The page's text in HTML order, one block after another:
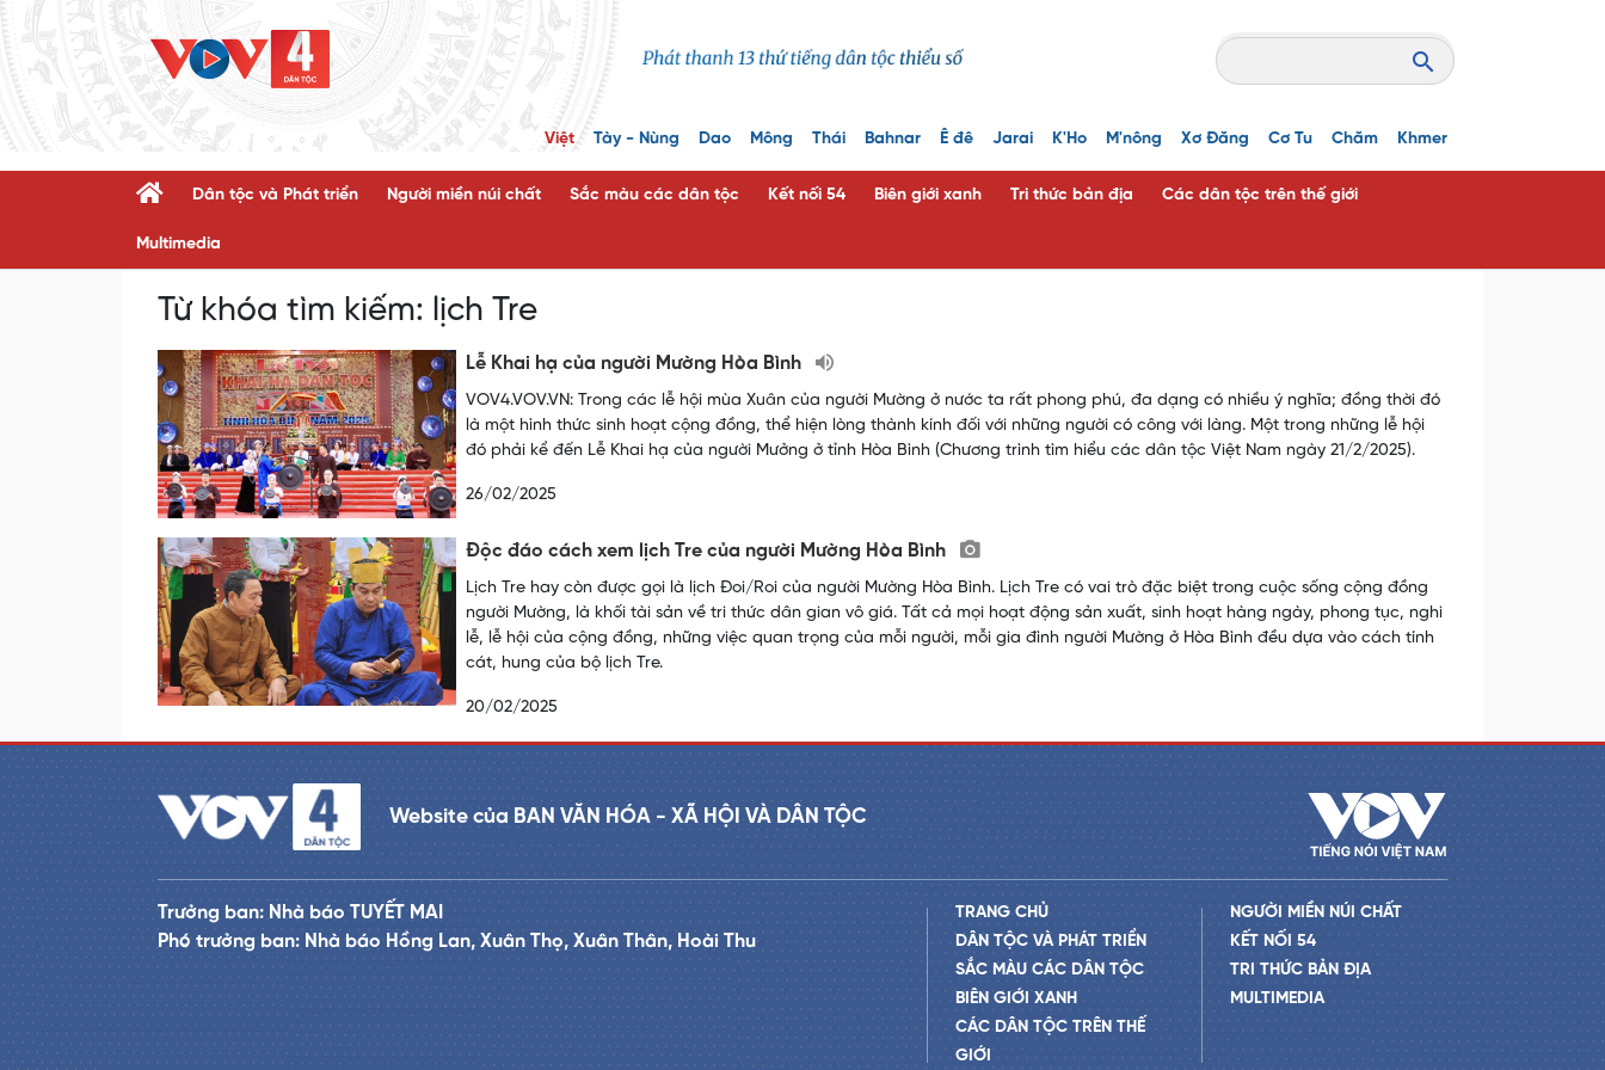
Việt Tày - Nùng Dao Mông Thái Bahnar Ê đê Jarai K'Ho M'nông Xơ Đăng Cơ Tu Chăm Khmer
Dân tộc và Phát triển Người miền núi chất Sắc màu các dân tộc Kết nối 54 Biên giới xanh Tri thức bản địa Các dân tộc trên thế giới
Multimedia
Từ khóa tìm kiếm: lịch Tre
Lễ Khai hạ của người Mường Hòa Bình
VOV4.VOV.VN: Trong các lễ hội mùa Xuân của người Mường ở nước ta rất phong phú, đa dạng có nhiều ý nghĩa; đồng thời đó
là một hình thức sinh hoạt cộng đồng, thể hiện lòng thành kính đối với những người có công với làng. Một trong những lễ hội
đó phải kể đến Lễ Khai hạ của người Mưởng ở tỉnh Hòa Bình (Chương trình tìm hiểu các dân tộc Việt Nam ngày 21/2/2025).
26/02/2025
Độc đáo cách xem lịch Tre của người Mường Hòa Bình
Lịch Tre hay còn được gọi là lịch Đoi/Roi của người Mường Hòa Bình. Lịch Tre có vai trò đặc biệt trong cuộc sống cộng đồng
người Mường, là khối tài sản về tri thức dân gian vô giá. Tất cả mọi hoạt động sản xuất, sinh hoạt hàng ngày, phong tục, nghi
lễ, lễ hội của cộng đồng, những việc quan trọng của mỗi người, mỗi gia đình người Mường ở Hòa Bình đều dựa vào cách tính
cát, hung của bộ lịch Tre.
20/02/2025
Website của BAN VĂN HÓA - XÃ HỘI VÀ DÂN TỘC
Trưởng ban: Nhà báo TUYẾT MAI
Phó trưởng ban: Nhà báo Hồng Lan, Xuân Thọ, Xuân Thân, Hoài Thu
TRANG CHỦ
DÂN TỘC VÀ PHÁT TRIỂN
SẮC MÀU CÁC DÂN TỘC
BIÊN GIỚI XANH
CÁC DÂN TỘC TRÊN THẾ
GIỚI
NGƯỜI MIỀN NÚI CHẤT
KẾT NỐI 54
TRI THỨC BẢN ĐỊA
MULTIMEDIA